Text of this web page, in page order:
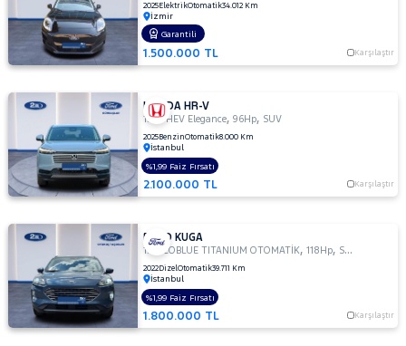
2025ElektrikOtomatik34.012 Km
İzmir
1.500.000 TL Karşılaştır
Garantili
HONDA HR-V
1.5 e-HEV Elegance,96Hp, SUV
2025BenzinOtomatik8.000 Km
İstanbul
2.100.000 TL Karşılaştır
%1,99 Faiz Fırsatı
FORD KUGA
1.5 ECOBLUE TITANIUM OTOMATİK,118Hp, SUV
2022DizelOtomatik39.711 Km
İstanbul
1.800.000 TL Karşılaştır
%1,99 Faiz Fırsatı